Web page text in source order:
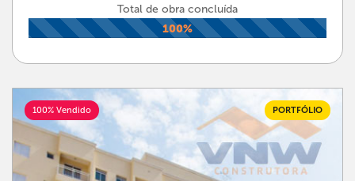
Total de obra concluída
100%
100% Vendido PORTFÓLIO